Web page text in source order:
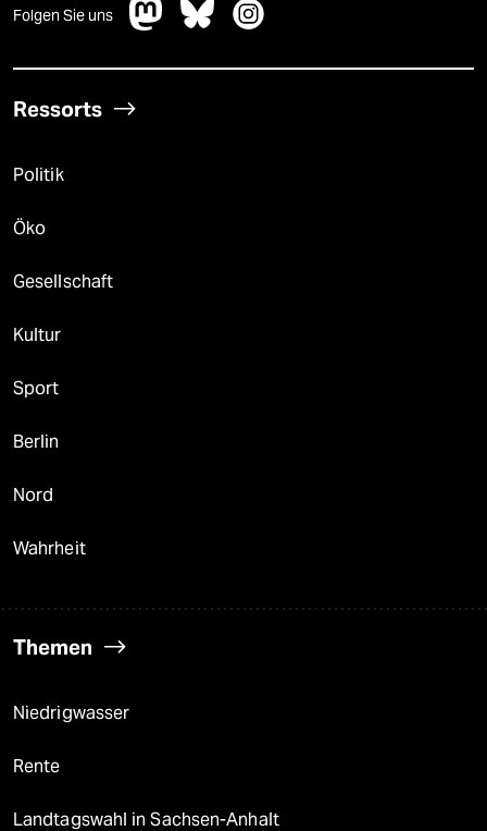
Folgen Sie uns
Ressorts
Politik
Öko
Gesellschaft
Kultur
Sport
Berlin
Nord
Wahrheit
Themen
Niedrigwasser
Rente
Landtagswahl in Sachsen-Anhalt